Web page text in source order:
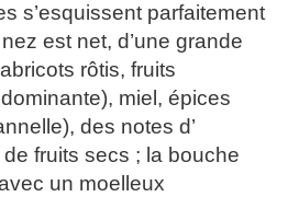
s’esquissent parfaitement
est net, d’une grande
rôtis, fruits
miel, épices
des notes d’
fruits secs ; la bouche
un moelleux